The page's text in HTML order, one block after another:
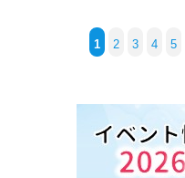
1 2 3 4 5